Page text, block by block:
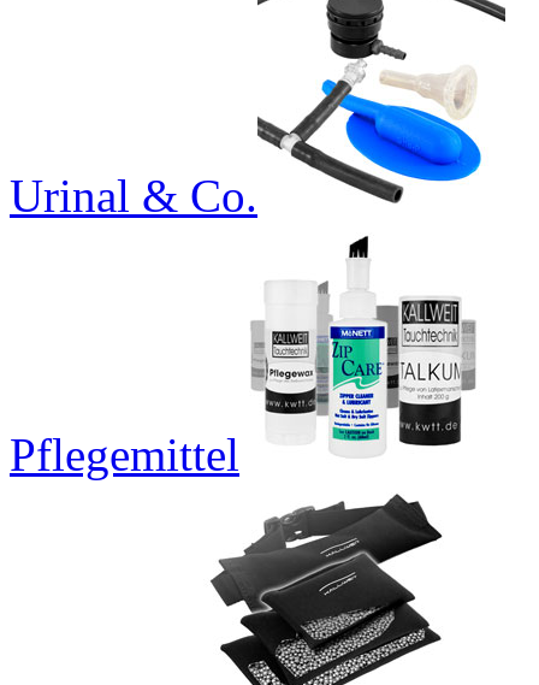
Urinal & Co.
Pflegemittel